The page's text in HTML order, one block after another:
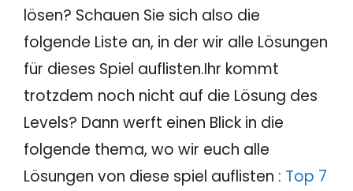
lösen? Schauen Sie sich also die
folgende Liste an, in der wir alle Lösungen
für dieses Spiel auflisten.Ihr kommt
trotzdem noch nicht auf die Lösung des
Levels? Dann werft einen Blick in die
folgende thema, wo wir euch alle
Lösungen von diese spiel auflisten : Top 7